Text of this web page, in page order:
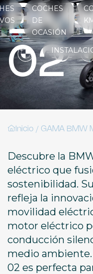
COCHES
DE
OCASIÓN
02
Inicio / GAMA BMW
Descubre la
eléctrico que
sostenibilidad.
refleja la
movilidad
motor eléctrico
conducción
medio ambiente.
02 es perfecta